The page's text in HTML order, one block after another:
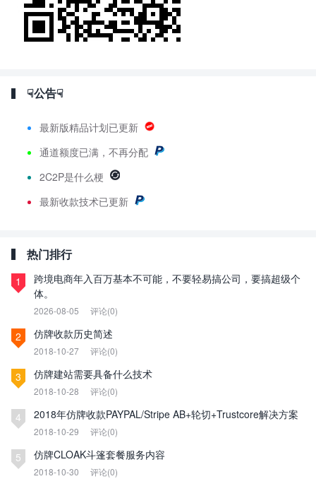
☟公告☟
最新版精品计划已更新
通道额度已满，不再分配
2C2P是什么梗
最新收款技术已更新
热门排行
1
跨境电商年入百万基本不可能，不要轻易搞公司，要搞超级个
体。
2026-08-05 评论(0)
2 仿牌收款历史简述
2018-10-27 评论(0)
3 仿牌建站需要具备什么技术
2018-10-28 评论(0)
4 2018年仿牌收款PAYPAL/Stripe AB+轮切+Trustcore解决方案
2018-10-29 评论(0)
5 仿牌CLOAK斗篷套餐服务内容
2018-10-30 评论(0)